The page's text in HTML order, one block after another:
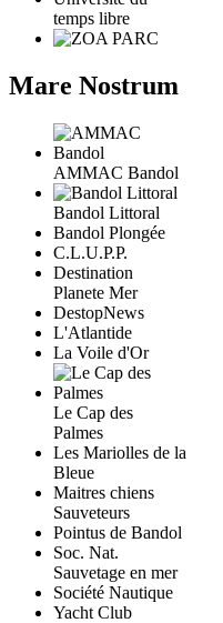
temps libre
Mare Nostrum
AMMAC Bandol
Bandol Littoral
Bandol Plongée
C.L.U.P.P.
Destination
Planete Mer
DestopNews
L'Atlantide
La Voile d'Or
Le Cap des
Palmes
Les Mariolles de la
Bleue
Maitres chiens
Sauveteurs
Pointus de Bandol
Soc. Nat.
Sauvetage en mer
Société Nautique
Yacht Club